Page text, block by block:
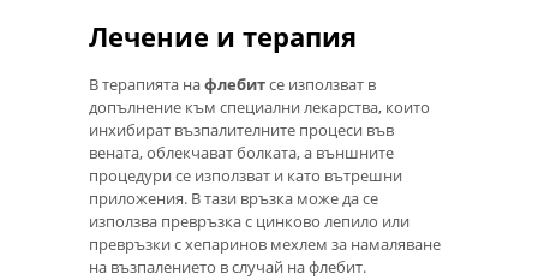
Лечение и терапия
В терапията нафлебитсе използват в
допълнение към специални лекарства, които
инхибират възпалителните процеси във
вената, облекчават болката, а външните
процедури се използват и като вътрешни
приложения. В тази връзка може да се
използва превръзка с цинково лепило или
превръзки с хепаринов мехлем за намаляване
на възпалението в случай на флебит.